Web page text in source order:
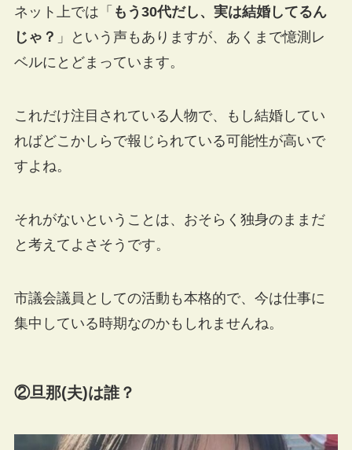
ネット上では「 もう30代だし、実は結婚してるん
じゃ？ 」という声もありますが、あくまで憶測レ
ベルにとどまっています。
これだけ注目されている人物で、もし結婚してい
ればどこかしらで報じられている可能性が高いで
すよね。
それがないということは、おそらく独身のままだ
と考えてよさそうです。
市議会議員としての活動も本格的で、今は仕事に
集中している時期なのかもしれませんね。
②旦那(夫)は誰？